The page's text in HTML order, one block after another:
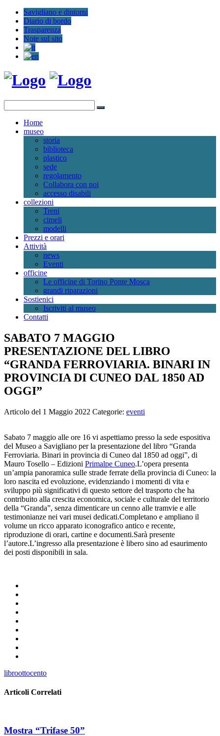
Savigliano e dintorni
Diario di bordo
Trasparenza
Note sul sito
Home
museo
storia
biblioteca
plastico
sede
regolamento
Collabora con noi
accesso disabili
collezioni
Treni
cimeli
modelli
Prezzi e orari
Attività
news
Eventi
officine
Le officine di Torino Ponte Mosca
grandi riparazioni
Sostienici
Iscriviti al museo
Contatti
SABATO 7 MAGGIO
PRESENTAZIONE DEL LIBRO
“GRANDA FERROVIARIA. BINARI IN
PROVINCIA DI CUNEO DAL 1850 AD
OGGI”
Articolo del 1 Maggio 2022 Categorie: eventi
Sabato 7 maggio alle ore 16 vi aspettiamo presso la sede espositiva
del Museo a Savigliano per la presentazione del libro “Granda
Ferroviaria. Binari in provincia di Cuneo dal 1850 ad oggi”, di
Mauro Tosello – Edizioni Primalpe Cuneo.L’opera presenta
un’ampia panoramica sulle strade ferrate della provincia di Cuneo: la
loro nascita ed evoluzione, evidenziando i momenti di vita e
sviluppo più significativi di questo settore del trasporto che ha
contribuito alla crescita economica, sociale e culturale del territorio
della “Granda”, senza dimenticare un cenno alle tramvie e alle
testimonianze nei vari musei dedicati.Completano e ampliano il
volume un ricco apparato iconografico antico e recente,
riproduzione di orari, cartine e documenti.Sarà presente
l’autore.L’ingresso alla presentazione è libero sino ad esaurimento
dei posti disponibili in sala.
libroottocento
Articoli Correlati
Mostra “Trifase 50”